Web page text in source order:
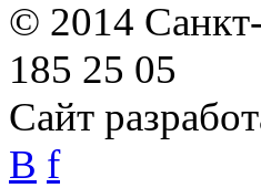
© 2014
185 25 05
Сайт
B f